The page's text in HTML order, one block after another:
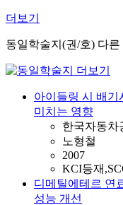
더보기
동일학술지(권/호) 다른
아이들링 시 배기
미치는 영향
한국자동차
노형철
2007
KCI등재
디메틸에테르 연
성능 개선